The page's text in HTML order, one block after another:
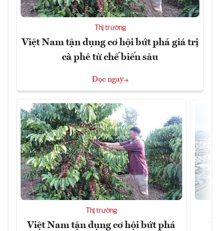
Thị trường
Việt Nam tận dụng cơ hội bứt phá giá trị
cà phê từ chế biến sâu
Đọc ngay
Thị trường
Việt Nam tận dụng cơ hội bứt phá